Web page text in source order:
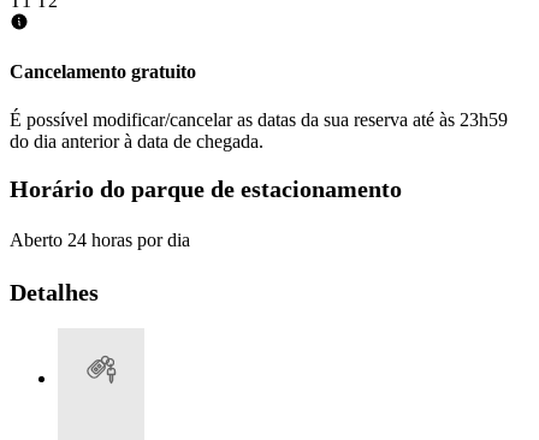
Cancelamento gratuito
É possível modificar/cancelar as datas da sua reserva até às 23h59
do dia anterior à data de chegada.
Horário do parque de estacionamento
Aberto 24 horas por dia
Detalhes